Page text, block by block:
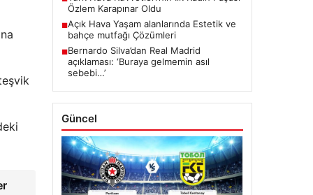
Özlem Karapınar Oldu
■Açık Hava Yaşam alanlarında Estetik ve
bahçe mutfağı Çözümleri
■Bernardo Silva’dan Real Madrid
açıklaması: ‘Buraya gelmemin asıl
sebebi…’
Güncel